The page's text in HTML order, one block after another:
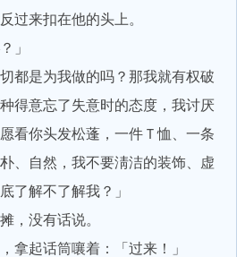
过来扣在他的头上。
」
是为我做的吗？那我就有权破
得意忘了失意时的态度，我讨厌
看你头发松蓬，一件Ｔ恤、一条
、自然，我不要淸洁的装饰、虚
解不了解我？」
没有话说。
起话筒嚷着：「过来！」